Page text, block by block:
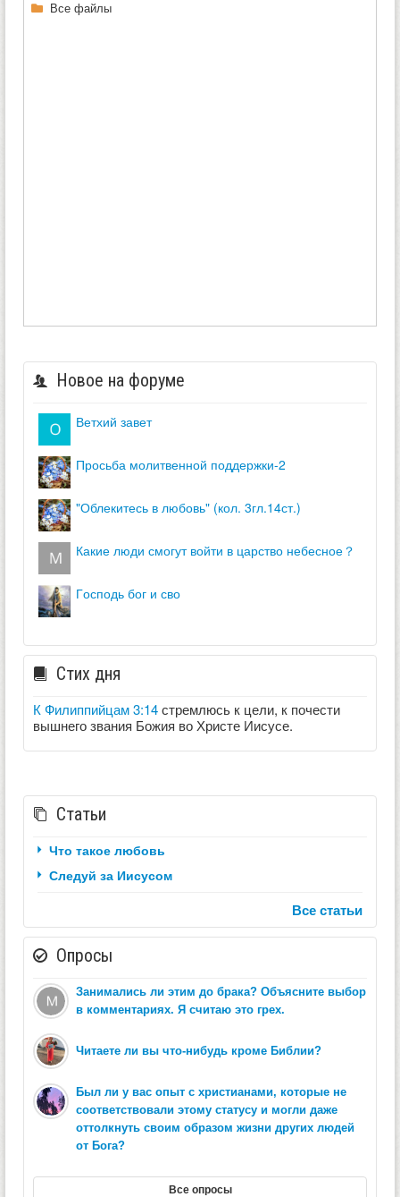
Все файлы
Новое на форуме
ветхий завет
просьба молитвенной поддержки-2
"облекитесь в любовь" (кол. 3гл.14ст.)
какие люди смогут войти в царство небесное？
господь бог и сво
Стих дня
К Филиппийцам 3:14стремлюсь к цели, к почести
вышнего звания Божия во Христе Иисусе.
Статьи
Что такое любовь
Следуй за Иисусом
Все статьи
Опросы
Занимались ли этим до брака? Объясните выбор
в комментариях. Я считаю это грех.
Читаете ли вы что-нибудь кроме Библии?
Был ли у вас опыт с христианами, которые не
соответствовали этому статусу и могли даже
оттолкнуть своим образом жизни других людей
от Бога?
Все опросы